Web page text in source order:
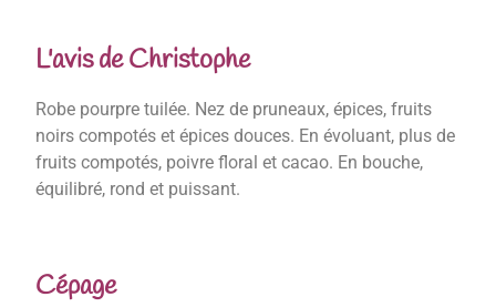
L'avis de Christophe
Robe pourpre tuilée. Nez de pruneaux, épices, fruits
noirs compotés et épices douces. En évoluant, plus de
fruits compotés, poivre floral et cacao. En bouche,
équilibré, rond et puissant.
Cépage